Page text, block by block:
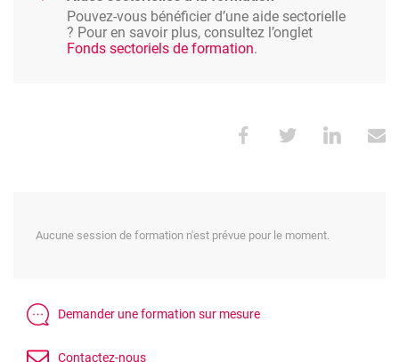
Pouvez-vous bénéficier d’une aide sectorielle
? Pour en savoir plus, consultez l’onglet
Fonds sectoriels de formation.
Aucune session de formation n'est prévue pour le moment.